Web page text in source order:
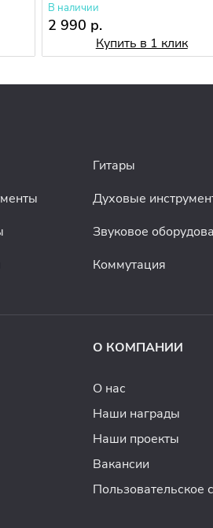
В наличии
2 990 р.
Купить в 1 клик
Гитары
Духовые
Звуковое
Коммутация
О КОМПАНИИ
О нас
Наши награды
Наши проекты
Вакансии
Пользовательское